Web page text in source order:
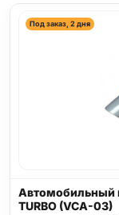
Под заказ, 2 дня
Автомобильный
TURBO (VCA-03)